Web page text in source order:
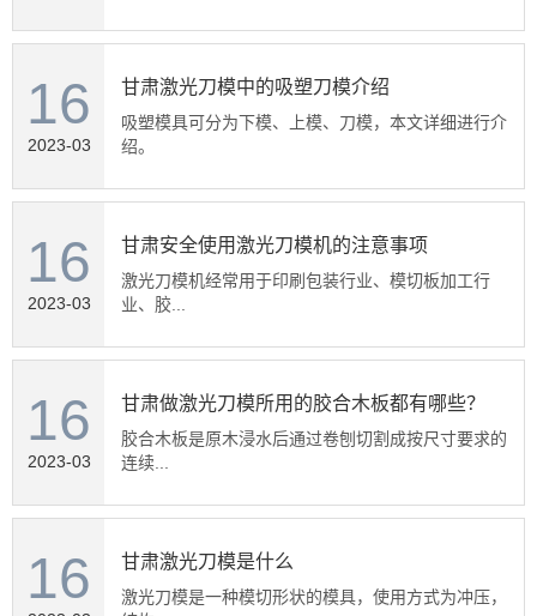
16
2023-03
甘肃激光刀模中的吸塑刀模介绍
吸塑模具可分为下模、上模、刀模，本文详细进行介
绍。
16
2023-03
甘肃安全使用激光刀模机的注意事项
激光刀模机经常用于印刷包装行业、模切板加工行
业、胶...
16
2023-03
甘肃做激光刀模所用的胶合木板都有哪些？
胶合木板是原木浸水后通过卷刨切割成按尺寸要求的
连续...
16 甘肃激光刀模是什么
激光刀模是一种模切形状的模具，使用方式为冲压，